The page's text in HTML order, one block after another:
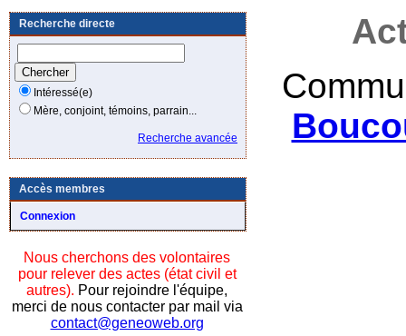
Recherche directe
Intéressé(e)
Mère, conjoint, témoins, parrain...
Recherche avancée
Accès membres
Connexion
Nous cherchons des volontaires
pour relever des actes (état civil et
autres). Pour rejoindre l'équipe,
merci de nous contacter par mail via
contact@geneoweb.org